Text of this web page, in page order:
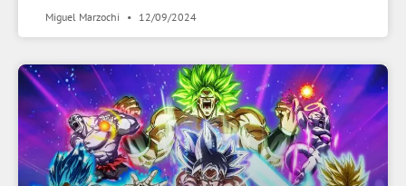
Miguel Marzochi 12/09/2024